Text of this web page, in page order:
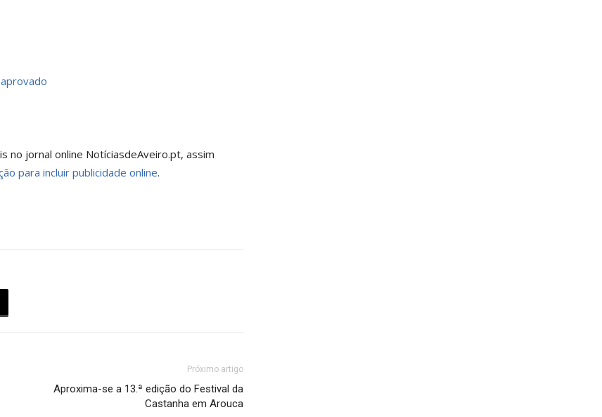
no jornal online NotíciasdeAveiro.pt, assim
para incluir publicidade online.
Próximo artigo
Aproxima-se a 13.ª edição do Festival da
Castanha em Arouca